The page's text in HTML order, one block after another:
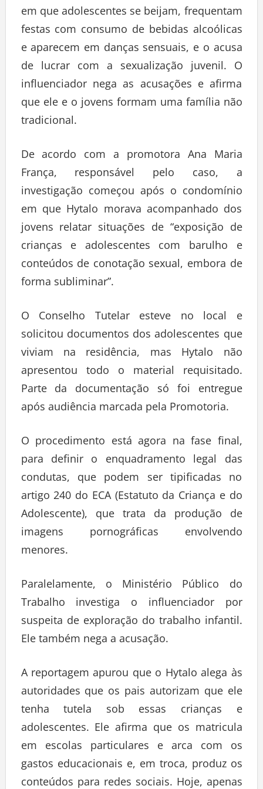
em que adolescentes se beijam, frequentam
festas com consumo de bebidas alcoólicas
e aparecem em danças sensuais, e o acusa
de lucrar com a sexualização juvenil. O
influenciador nega as acusações e afirma
que ele e o jovens formam uma família não
tradicional.
De acordo com a promotora Ana Maria
França, responsável pelo caso, a
investigação começou após o condomínio
em que Hytalo morava acompanhado dos
jovens relatar situações de “exposição de
crianças e adolescentes com barulho e
conteúdos de conotação sexual, embora de
forma subliminar”.
O Conselho Tutelar esteve no local e
solicitou documentos dos adolescentes que
viviam na residência, mas Hytalo não
apresentou todo o material requisitado.
Parte da documentação só foi entregue
após audiência marcada pela Promotoria.
O procedimento está agora na fase final,
para definir o enquadramento legal das
condutas, que podem ser tipificadas no
artigo 240 do ECA (Estatuto da Criança e do
Adolescente), que trata da produção de
imagens pornográficas envolvendo
menores.
Paralelamente, o Ministério Público do
Trabalho investiga o influenciador por
suspeita de exploração do trabalho infantil.
Ele também nega a acusação.
A reportagem apurou que o Hytalo alega às
autoridades que os pais autorizam que ele
tenha tutela sob essas crianças e
adolescentes. Ele afirma que os matricula
em escolas particulares e arca com os
gastos educacionais e, em troca, produz os
conteúdos para redes sociais. Hoje, apenas